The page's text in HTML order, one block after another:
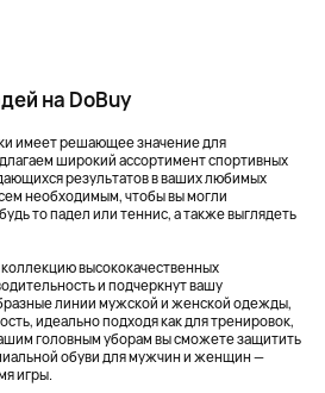
на DoBuy
имеет решающее значение для
широкий ассортимент спортивных
результатов в ваших любимых
необходимым, чтобы вы могли
то падел или теннис, а также выглядеть
высококачественных
и подчеркнут вашу
линии мужской и женской одежды,
идеально подходя как для тренировок,
головным уборам вы сможете защитить
обуви для мужчин и женщин —
игры.